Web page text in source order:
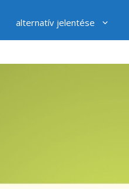
alternatív jelentése